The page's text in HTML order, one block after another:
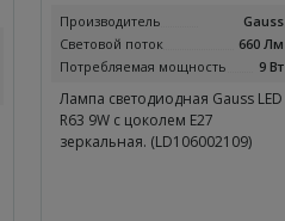
Производитель
Gauss
Световой поток
660 Лм
Потребляемая мощность
9 Вт
Лампа светодиодная Gauss LED
R63 9W с цоколем E27
зеркальная. (LD106002109)